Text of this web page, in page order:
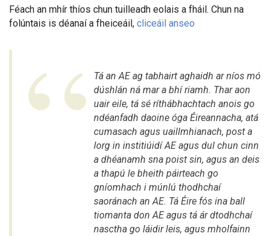
Féach an mhír thíos chun tuilleadh eolais a fháil. Chun na
folúntais is déanaí a fheiceáil, cliceáil anseo
Tá an AE ag tabhairt aghaidh ar níos mó
dúshlán ná mar a bhí riamh. Thar aon
uair eile, tá sé ríthábhachtach anois go
ndéanfadh daoine óga Éireannacha, atá
cumasach agus uaillmhianach, post a
lorg in institiúidí AE agus dul chun cinn
a dhéanamh sna poist sin, agus an deis
a thapú le bheith páirteach go
gníomhach i múnlú thodhchaí
saoránach an AE. Tá Éire fós ina ball
tiomanta don AE agus tá ár dtodhchaí
nasctha go láidir leis, agus mholfainn